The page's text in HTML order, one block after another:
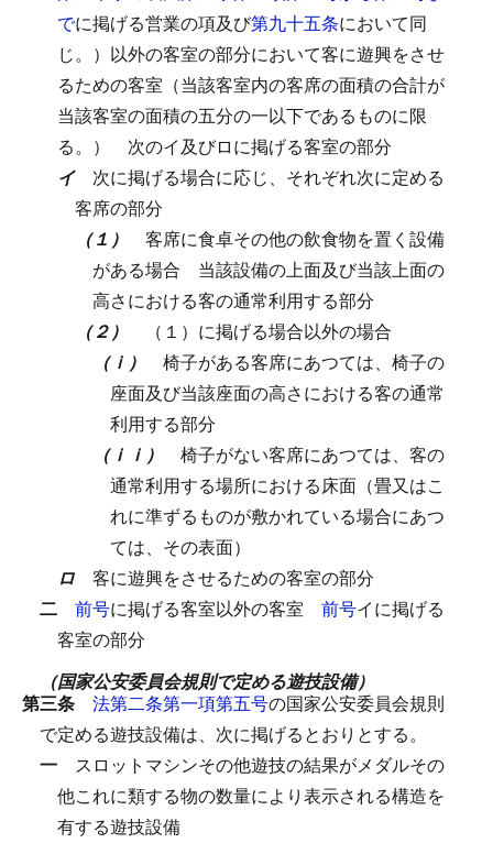
でに掲げる営業の項及び第九十五条において同
じ。）以外の客室の部分において客に遊興をさせ
るための客室（当該客室内の客席の面積の合計が
当該客室の面積の五分の一以下であるものに限
る。）
次のイ及びロに掲げる客室の部分
イ 次に掲げる場合に応じ、それぞれ次に定める
客席の部分
（１） 客席に食卓その他の飲食物を置く設備
がある場合
当該設備の上面及び当該上面の
高さにおける客の通常利用する部分
（２）
（１）に掲げる場合以外の場合
（ｉ） 椅子がある客席にあつては、椅子の
座面及び当該座面の高さにおける客の通常
利用する部分
（ｉｉ） 椅子がない客席にあつては、客の
通常利用する場所における床面（畳又はこ
れに準ずるものが敷かれている場合にあつ
ては、その表面）
ロ 客に遊興をさせるための客室の部分
二 前号に掲げる客室以外の客室 前号イに掲げる
客室の部分
（国家公安委員会規則で定める遊技設備）
第三条 法第二条第一項第五号の国家公安委員会規則
で定める遊技設備は、次に掲げるとおりとする。
一 スロットマシンその他遊技の結果がメダルその
他これに類する物の数量により表示される構造を
有する遊技設備